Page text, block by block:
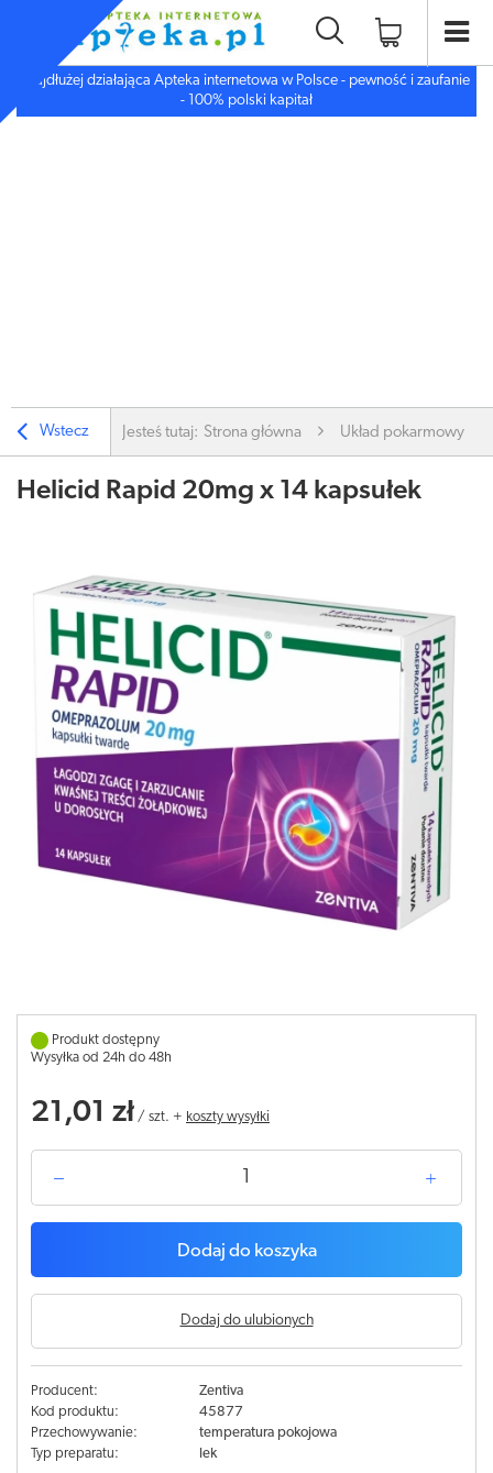
Najdłużej działająca Apteka internetowa w Polsce - pewność i zaufanie
- 100% polski kapitał
Wstecz Jesteś tutaj: Strona główna Układ pokarmowy
Helicid Rapid 20mg x 14 kapsułek
Produkt dostępny
Wysyłka od 24h do 48h
21,01 zł / szt. + koszty wysyłki
Dodaj do koszyka
Dodaj do ulubionych
Producent:
Zentiva
Kod produktu:
45877
Przechowywanie:
temperatura pokojowa
Typ preparatu:
lek